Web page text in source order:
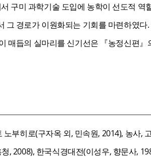
구미 과학기술 도입에 농학이 선도적
그 경로가 이원화되는 기회를 마련하였
매듭의 실마리를 신기선은 『농정신편
노부히로(구자옥 외, 민속원, 2014), 농사
, 2008), 한국식경대전(이성우, 향문사,